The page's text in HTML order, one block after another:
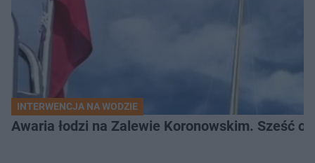
INTERWENCJA NA WODZIE
Awaria łodzi na Zalewie Koronowskim. Sześć